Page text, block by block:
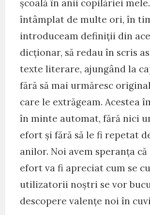
școală în anii copilăriei
întâmplat de multe ori, în
introduceam definiții din
dicționar, să redau în scris
texte literare, ajungând la
fără să mai urmăresc
care le extrăgeam. Acestea
în minte automat, fără nici
efort și fără să le fi repetat
anilor. Noi avem speranța că
efort va fi apreciat cum se
utilizatorii noștri se vor
descopere valențe noi în